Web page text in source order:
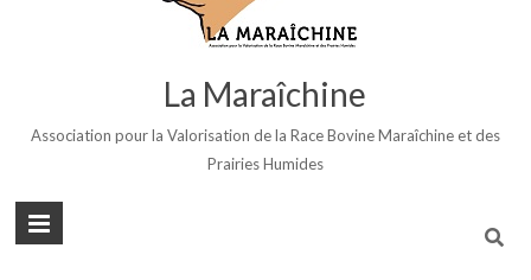
La Maraîchine
Association pour la Valorisation de la Race Bovine Maraîchine et des
Prairies Humides